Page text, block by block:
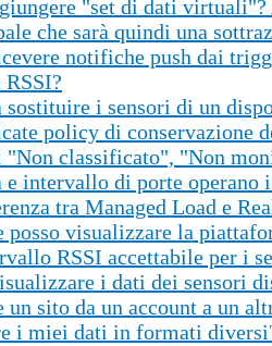
"set di dati virtuali"?
che sarà quindi una
notifiche push dai
sostituire i sensori di un
policy di conservazione
classificato", "Non
e intervallo di porte operano
tra Managed Load e
visualizzare la
RSSI accettabile per i
i dati dei sensori
un sito da un account a un
i miei dati in formati